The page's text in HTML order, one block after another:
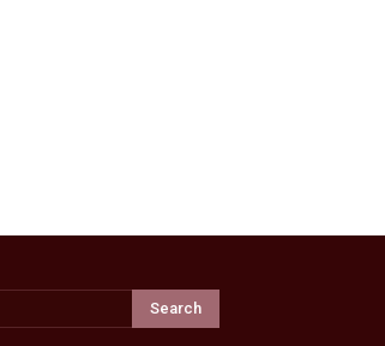
Search